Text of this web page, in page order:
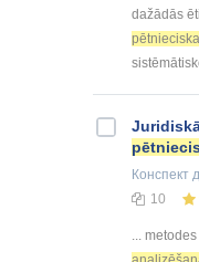
dažādās
Конспект
10
...